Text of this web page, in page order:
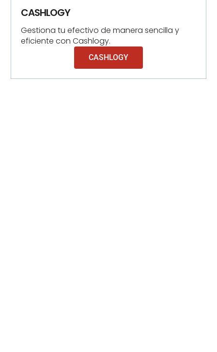
CASHLOGY
Gestiona tu efectivo de manera sencilla y
eficiente con Cashlogy.
CASHLOGY